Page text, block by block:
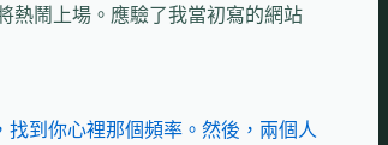
熱鬧上場。應驗了我當初寫的網站
到你心裡那個頻率。然後，兩個人